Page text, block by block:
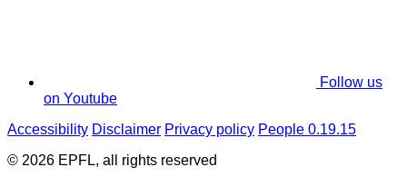
Follow us
on Youtube
Accessibility Disclaimer Privacy policy People 0.19.15
© 2026 EPFL, all rights reserved